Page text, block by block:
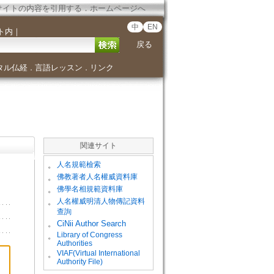
イトの内容を引用する．ホームページへ
内 ｜ 中 EN
戻る
ル仏経． 言語レッスン ． リンク
関連サイト
。 人名規範檢索
。 佛教著者人名權威資料庫
。 佛學名相規範資料庫
。
人名權威明清人物傳記資料
查詢
。
CiNii Author Search
。
Library of Congress
Authorities
。
VIAF(Virtual International
Authority File)